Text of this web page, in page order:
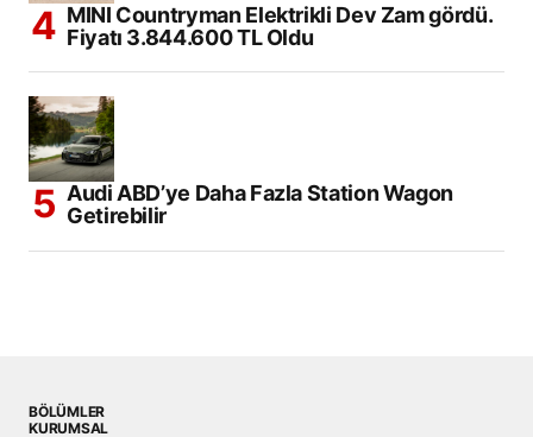
MINI Countryman Elektrikli Dev Zam gördü.
Fiyatı 3.844.600 TL Oldu
Audi ABD’ye Daha Fazla Station Wagon
Getirebilir
BÖLÜMLER
KURUMSAL